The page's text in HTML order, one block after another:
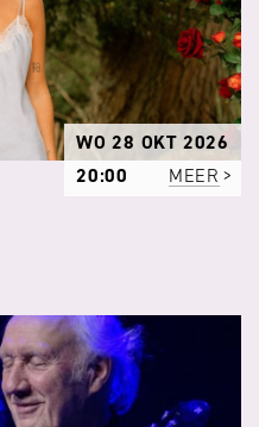
WO 28 OKT 2026
20:00
MEER